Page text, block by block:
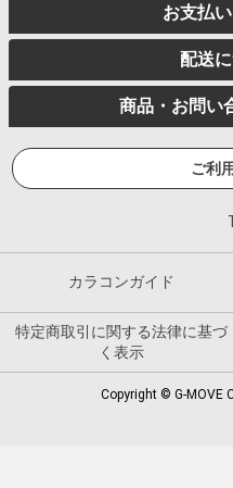
お支払
配送
商品・お問い
ご利
カラコンガイド
特定商取引に関する法律に基づ
く表示
Copyright © G-MOVE